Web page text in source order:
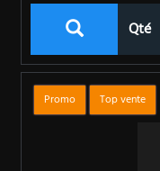
Qté
Promo Top vente